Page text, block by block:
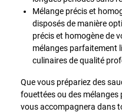
Mélange précis et
disposés de manière
précis et homogène de
mélanges parfaitement
culinaires de qualité
Que vous prépariez des
fouettées ou des mélanges
vous accompagnera dans